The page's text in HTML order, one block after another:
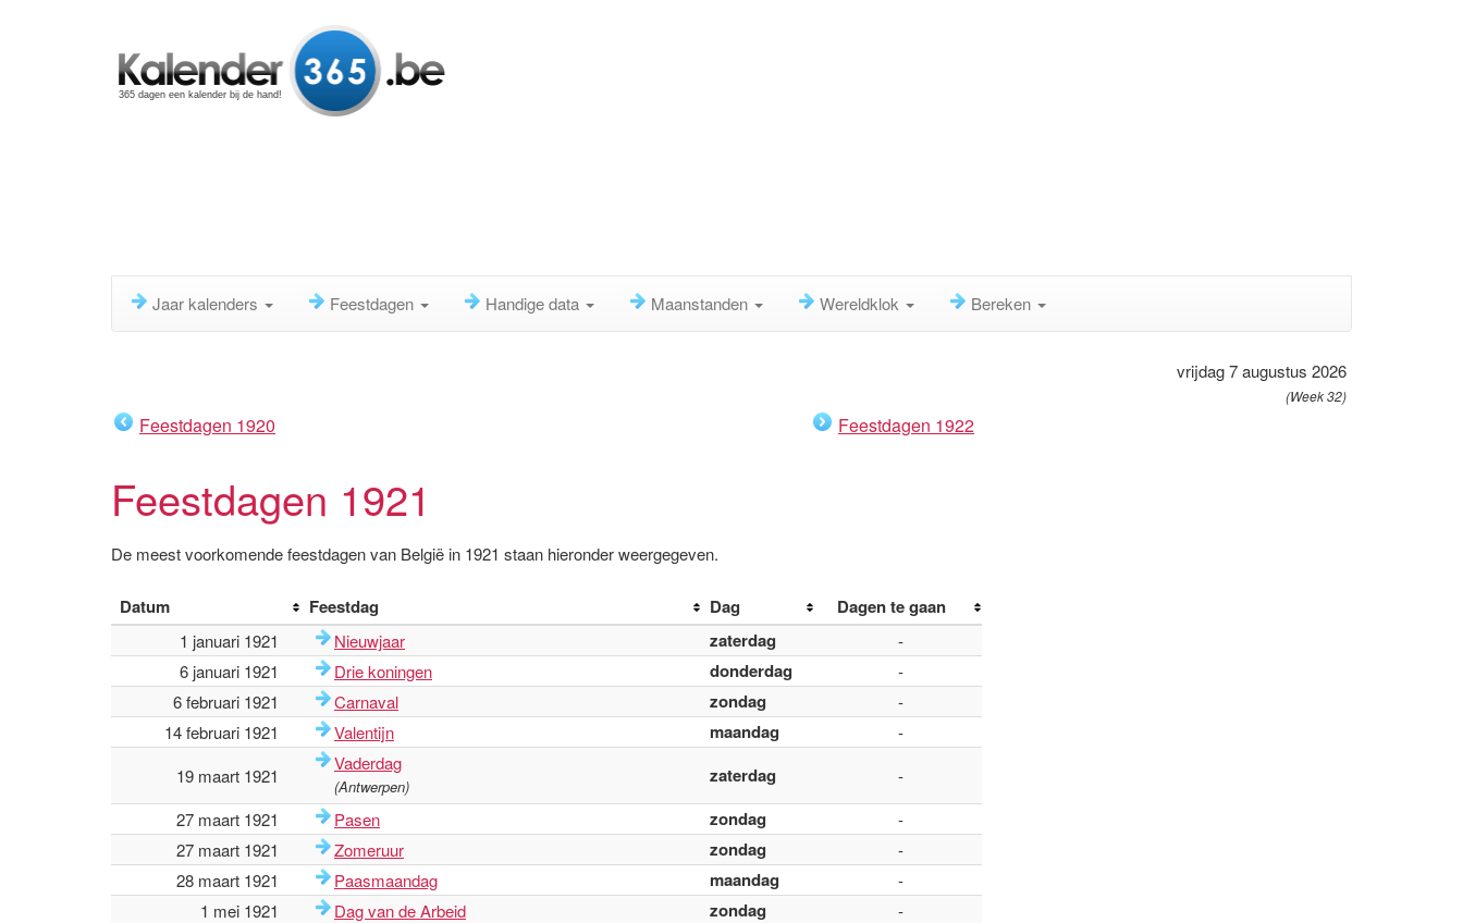
365 dagen een kalender bij de hand!
Jaar kalenders Feestdagen Handige data Maanstanden Wereldklok Bereken
vrijdag 7 augustus 2026
(Week 32)
Feestdagen 1920 Feestdagen 1922
Feestdagen 1921
De meest voorkomende feestdagen van België in 1921 staan hieronder weergegeven.
Datum Feestdag Dag Dagen te gaan
1 januari 1921 Nieuwjaar zaterdag
-
6 januari 1921
Drie koningen donderdag
-
6 februari 1921
Carnaval zondag
-
14 februari 1921
Valentijn maandag
-
19 maart 1921
Vaderdag
(Antwerpen) zaterdag
-
27 maart 1921
Pasen zondag
-
27 maart 1921
Zomeruur zondag
-
28 maart 1921
Paasmaandag maandag
-
1 mei 1921
Dag van de Arbeid zondag
-